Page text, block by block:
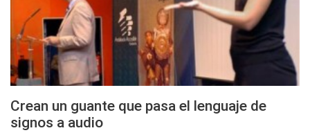
Crean un guante que pasa el lenguaje de
signos a audio